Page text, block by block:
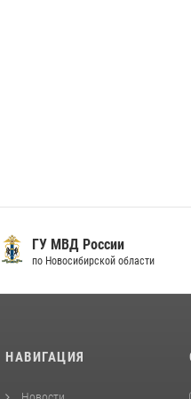
ГУ МВД России
по Новосибирской области
НАВИГАЦИЯ